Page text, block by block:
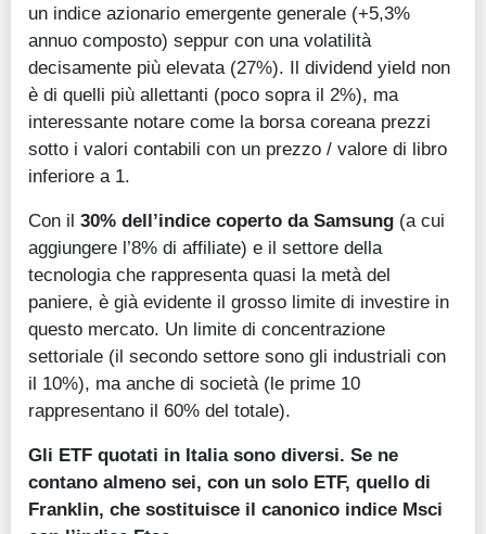
un indice azionario emergente generale (+5,3%
annuo composto) seppur con una volatilità
decisamente più elevata (27%). Il dividend yield non
è di quelli più allettanti (poco sopra il 2%), ma
interessante notare come la borsa coreana prezzi
sotto i valori contabili con un prezzo / valore di libro
inferiore a 1.
Con il 30% dell’indice coperto da Samsung (a cui
aggiungere l’8% di affiliate) e il settore della
tecnologia che rappresenta quasi la metà del
paniere, è già evidente il grosso limite di investire in
questo mercato. Un limite di concentrazione
settoriale (il secondo settore sono gli industriali con
il 10%), ma anche di società (le prime 10
rappresentano il 60% del totale).
Gli ETF quotati in Italia sono diversi. Se ne
contano almeno sei, con un solo ETF, quello di
Franklin, che sostituisce il canonico indice Msci